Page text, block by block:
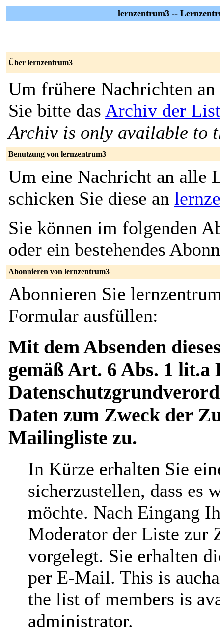
lernzentrum3 --
Über lernzentrum3
Um frühere Nachrichten an
Sie bitte das Archiv der
Archiv is only available to
Benutzung von lernzentrum3
Um eine Nachricht an alle
schicken Sie diese an
Sie können im folgenden
oder ein bestehendes
Abonnieren von lernzentrum3
Abonnieren Sie
Formular ausfüllen:
Mit dem Absenden
gemäß Art. 6 Abs. 1 lit.a
Daten zum Zweck der
Mailingliste zu.
In Kürze erhalten Sie
sicherzustellen, dass es
möchte. Nach Eingang
Moderator der Liste zur
vorgelegt. Sie erhalten
per E-Mail. This is
the list of members is
administrator.